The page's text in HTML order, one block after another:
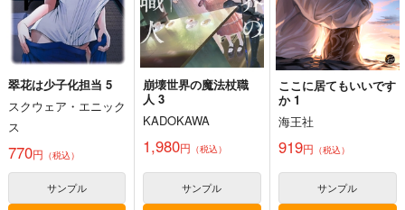
カート カート カート
翠花は少子化担当 5
スクウェア・エニック
ス
770円 （税込）
サンプル
崩壊世界の魔法杖職
人 3
KADOKAWA
1,980円 （税込）
サンプル
ここに居てもいいです
か 1
海王社
919円 （税込）
サンプル